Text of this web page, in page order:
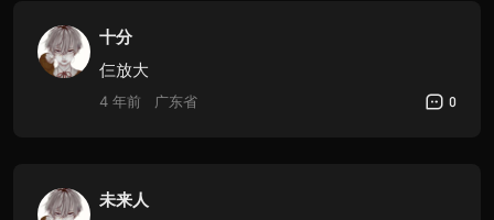
十分
仨放大
4 年前 广东省 0
未来人